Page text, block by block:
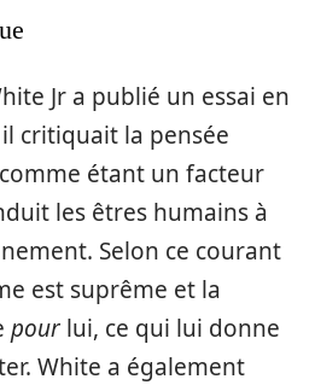
Jr a publié un essai en
critiquait la pensée
étant un facteur
les êtres humains à
Selon ce courant
est suprême et la
pour lui, ce qui lui donne
White a également